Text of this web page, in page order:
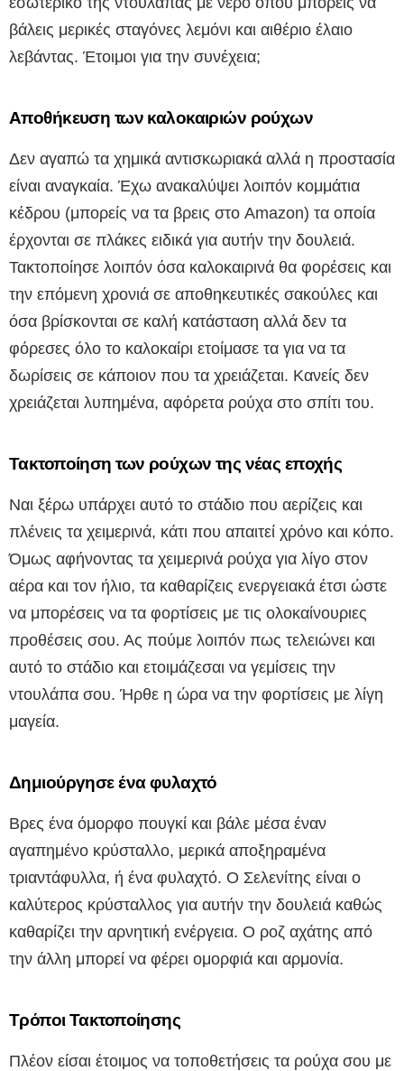
βάλεις μερικές σταγόνες λεμόνι και αιθέριο έλαιο
λεβάντας. Έτοιμοι για την συνέχεια;
Αποθήκευση των καλοκαιριών ρούχων
Δεν αγαπώ τα χημικά αντισκωριακά αλλά η προστασία
είναι αναγκαία. Έχω ανακαλύψει λοιπόν κομμάτια
κέδρου (μπορείς να τα βρεις στο Amazon) τα οποία
έρχονται σε πλάκες ειδικά για αυτήν την δουλειά.
Τακτοποίησε λοιπόν όσα καλοκαιρινά θα φορέσεις και
την επόμενη χρονιά σε αποθηκευτικές σακούλες και
όσα βρίσκονται σε καλή κατάσταση αλλά δεν τα
φόρεσες όλο το καλοκαίρι ετοίμασε τα για να τα
δωρίσεις σε κάποιον που τα χρειάζεται. Κανείς δεν
χρειάζεται λυπημένα, αφόρετα ρούχα στο σπίτι του.
Τακτοποίηση των ρούχων της νέας εποχής
Ναι ξέρω υπάρχει αυτό το στάδιο που αερίζεις και
πλένεις τα χειμερινά, κάτι που απαιτεί χρόνο και κόπο.
Όμως αφήνοντας τα χειμερινά ρούχα για λίγο στον
αέρα και τον ήλιο, τα καθαρίζεις ενεργειακά έτσι ώστε
να μπορέσεις να τα φορτίσεις με τις ολοκαίνουριες
προθέσεις σου. Ας πούμε λοιπόν πως τελειώνει και
αυτό το στάδιο και ετοιμάζεσαι να γεμίσεις την
ντουλάπα σου. Ήρθε η ώρα να την φορτίσεις με λίγη
μαγεία.
Δημιούργησε ένα φυλαχτό
Βρες ένα όμορφο πουγκί και βάλε μέσα έναν
αγαπημένο κρύσταλλο, μερικά αποξηραμένα
τριαντάφυλλα, ή ένα φυλαχτό. Ο Σελενίτης είναι ο
καλύτερος κρύσταλλος για αυτήν την δουλειά καθώς
καθαρίζει την αρνητική ενέργεια. Ο ροζ αχάτης από
την άλλη μπορεί να φέρει ομορφιά και αρμονία.
Τρόποι Τακτοποίησης
Πλέον είσαι έτοιμος να τοποθετήσεις τα ρούχα σου με